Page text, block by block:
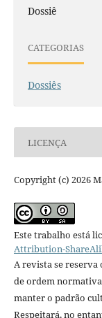
Dossiê
CATEGORIAS
Dossiês
LICENÇA
Copyright (c) 2026
Este trabalho está
Attribution-
A revista se
de ordem
manter o padrão
Respeitará, no